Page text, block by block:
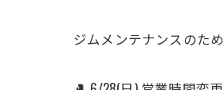
ジムメンテナンスのた